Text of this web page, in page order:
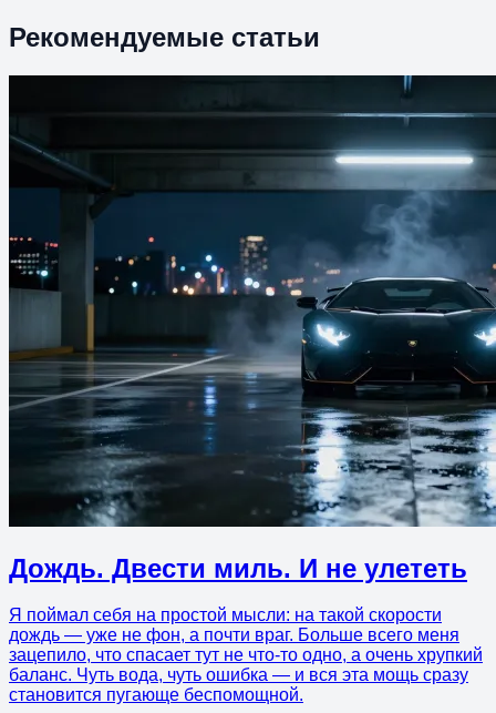
Рекомендуемые статьи
Дождь. Двести миль. И не улететь
Я поймал себя на простой мысли: на такой скорости
дождь — уже не фон, а почти враг. Больше всего меня
зацепило, что спасает тут не что-то одно, а очень хрупкий
баланс. Чуть вода, чуть ошибка — и вся эта мощь сразу
становится пугающе беспомощной.